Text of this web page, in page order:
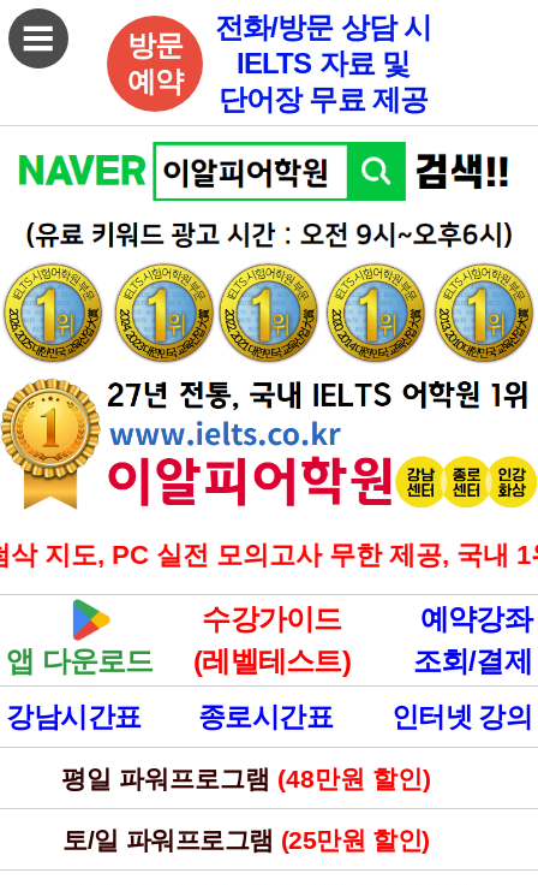
방문
예약
전화/방문 상담 시
IELTS 자료 및
단어장 무료 제공
의고사 무한 제공, 국내 1위 100% 리
앱 다운로드
수강가이드
(레벨테스트)
예약강좌
조회/결제
강남시간표
종로시간표 인터넷 강의
평일 파워프로그램 (48만원 할인)
토/일 파워프로그램 (25만원 할인)